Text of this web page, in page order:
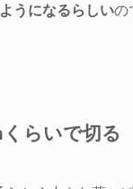
うになるらしいの
らいで切る